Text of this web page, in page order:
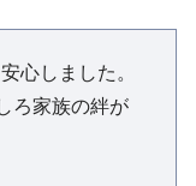
心しました。
ろ家族の絆が